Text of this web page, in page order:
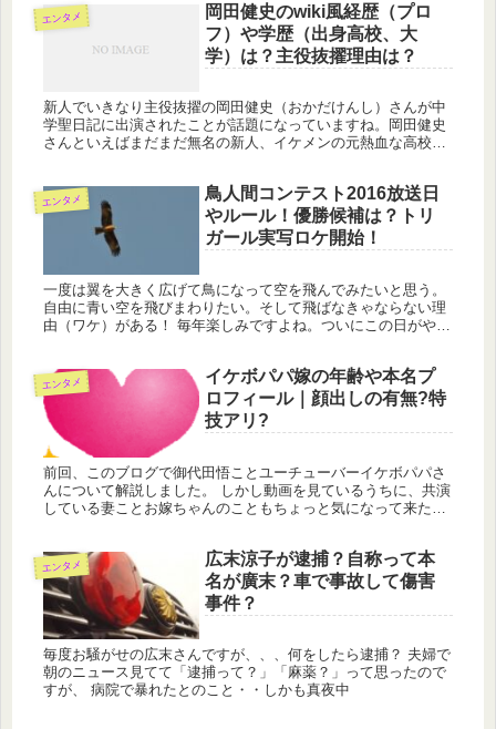
エンタメ
岡田健史のwiki風経歴（プロ
フ）や学歴（出身高校、大
学）は？主役抜擢理由は？
新人でいきなり主役抜擢の岡田健史（おかだけんし）さんが中
学聖日記に出演されたことが話題になっていますね。岡田健史
さんといえばまだまだ無名の新人、イケメンの元熱血な高校球
エンタメ
鳥人間コンテスト2016放送日
やルール！優勝候補は？トリ
ガール実写ロケ開始！
一度は翼を大きく広げて鳥になって空を飛んでみたいと思う。
自由に青い空を飛びまわりたい。そして飛ばなきゃならない理
由（ワケ）がある！ 毎年楽しみですよね。ついにこの日がやっ
エンタメ
イケボパパ嫁の年齢や本名プ
ロフィール｜顔出しの有無?特
技アリ?
前回、このブログで御代田悟ことユーチューバーイケボパパさ
んについて解説しました。 しかし動画を見ているうちに、共演
している妻ことお嫁ちゃんのこともちょっと気になって来たの
エンタメ
広末涼子が逮捕？自称って本
名が廣末？車で事故して傷害
事件？
毎度お騒がせの広末さんですが、、、何をしたら逮捕？ 夫婦で
朝のニュース見てて「逮捕って？」「麻薬？」って思ったので
すが、 病院で暴れたとのこと・・しかも真夜中